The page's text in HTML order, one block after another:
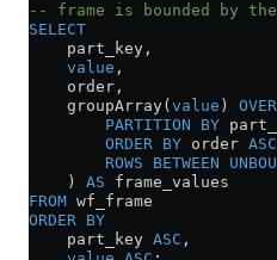
-- frame is bounded by
SELECT
    part_key,
    value
,
    order,
    groupArray(
value ) OVER
        PARTITION
BY
        ORDER BY
order ASC
        ROWS
BETWEEN
    )
AS frame_values
FROM wf_frame
ORDER BY
    part_key
ASC ,